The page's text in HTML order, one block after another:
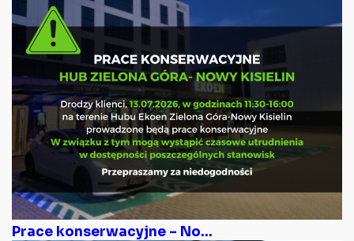
Prace konserwacyjne – No...